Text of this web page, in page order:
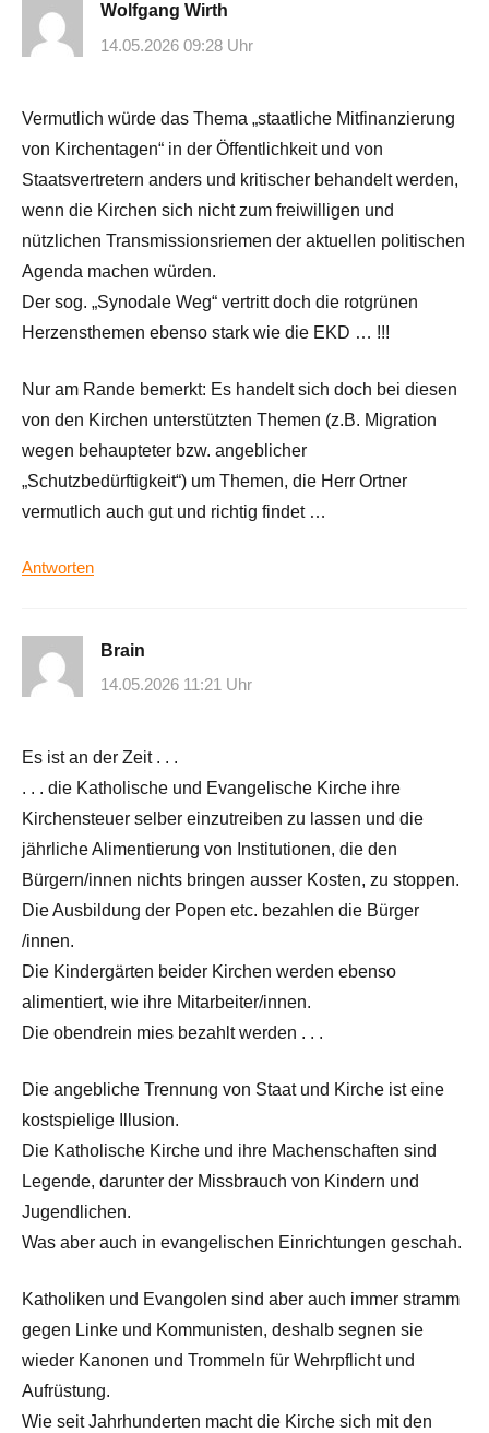
Wolfgang Wirth
14.05.2026 09:28 Uhr
Vermutlich würde das Thema „staatliche Mitfinanzierung
von Kirchentagen“ in der Öffentlichkeit und von
Staatsvertretern anders und kritischer behandelt werden,
wenn die Kirchen sich nicht zum freiwilligen und
nützlichen Transmissionsriemen der aktuellen politischen
Agenda machen würden.
Der sog. „Synodale Weg“ vertritt doch die rotgrünen
Herzensthemen ebenso stark wie die EKD … !!!
Nur am Rande bemerkt: Es handelt sich doch bei diesen
von den Kirchen unterstützten Themen (z.B. Migration
wegen behaupteter bzw. angeblicher
„Schutzbedürftigkeit“) um Themen, die Herr Ortner
vermutlich auch gut und richtig findet …
Antworten
Brain
14.05.2026 11:21 Uhr
Es ist an der Zeit . . .
. . . die Katholische und Evangelische Kirche ihre
Kirchensteuer selber einzutreiben zu lassen und die
jährliche Alimentierung von Institutionen, die den
Bürgern/innen nichts bringen ausser Kosten, zu stoppen.
Die Ausbildung der Popen etc. bezahlen die Bürger
/innen.
Die Kindergärten beider Kirchen werden ebenso
alimentiert, wie ihre Mitarbeiter/innen.
Die obendrein mies bezahlt werden . . .
Die angebliche Trennung von Staat und Kirche ist eine
kostspielige Illusion.
Die Katholische Kirche und ihre Machenschaften sind
Legende, darunter der Missbrauch von Kindern und
Jugendlichen.
Was aber auch in evangelischen Einrichtungen geschah.
Katholiken und Evangolen sind aber auch immer stramm
gegen Linke und Kommunisten, deshalb segnen sie
wieder Kanonen und Trommeln für Wehrpflicht und
Aufrüstung.
Wie seit Jahrhunderten macht die Kirche sich mit den